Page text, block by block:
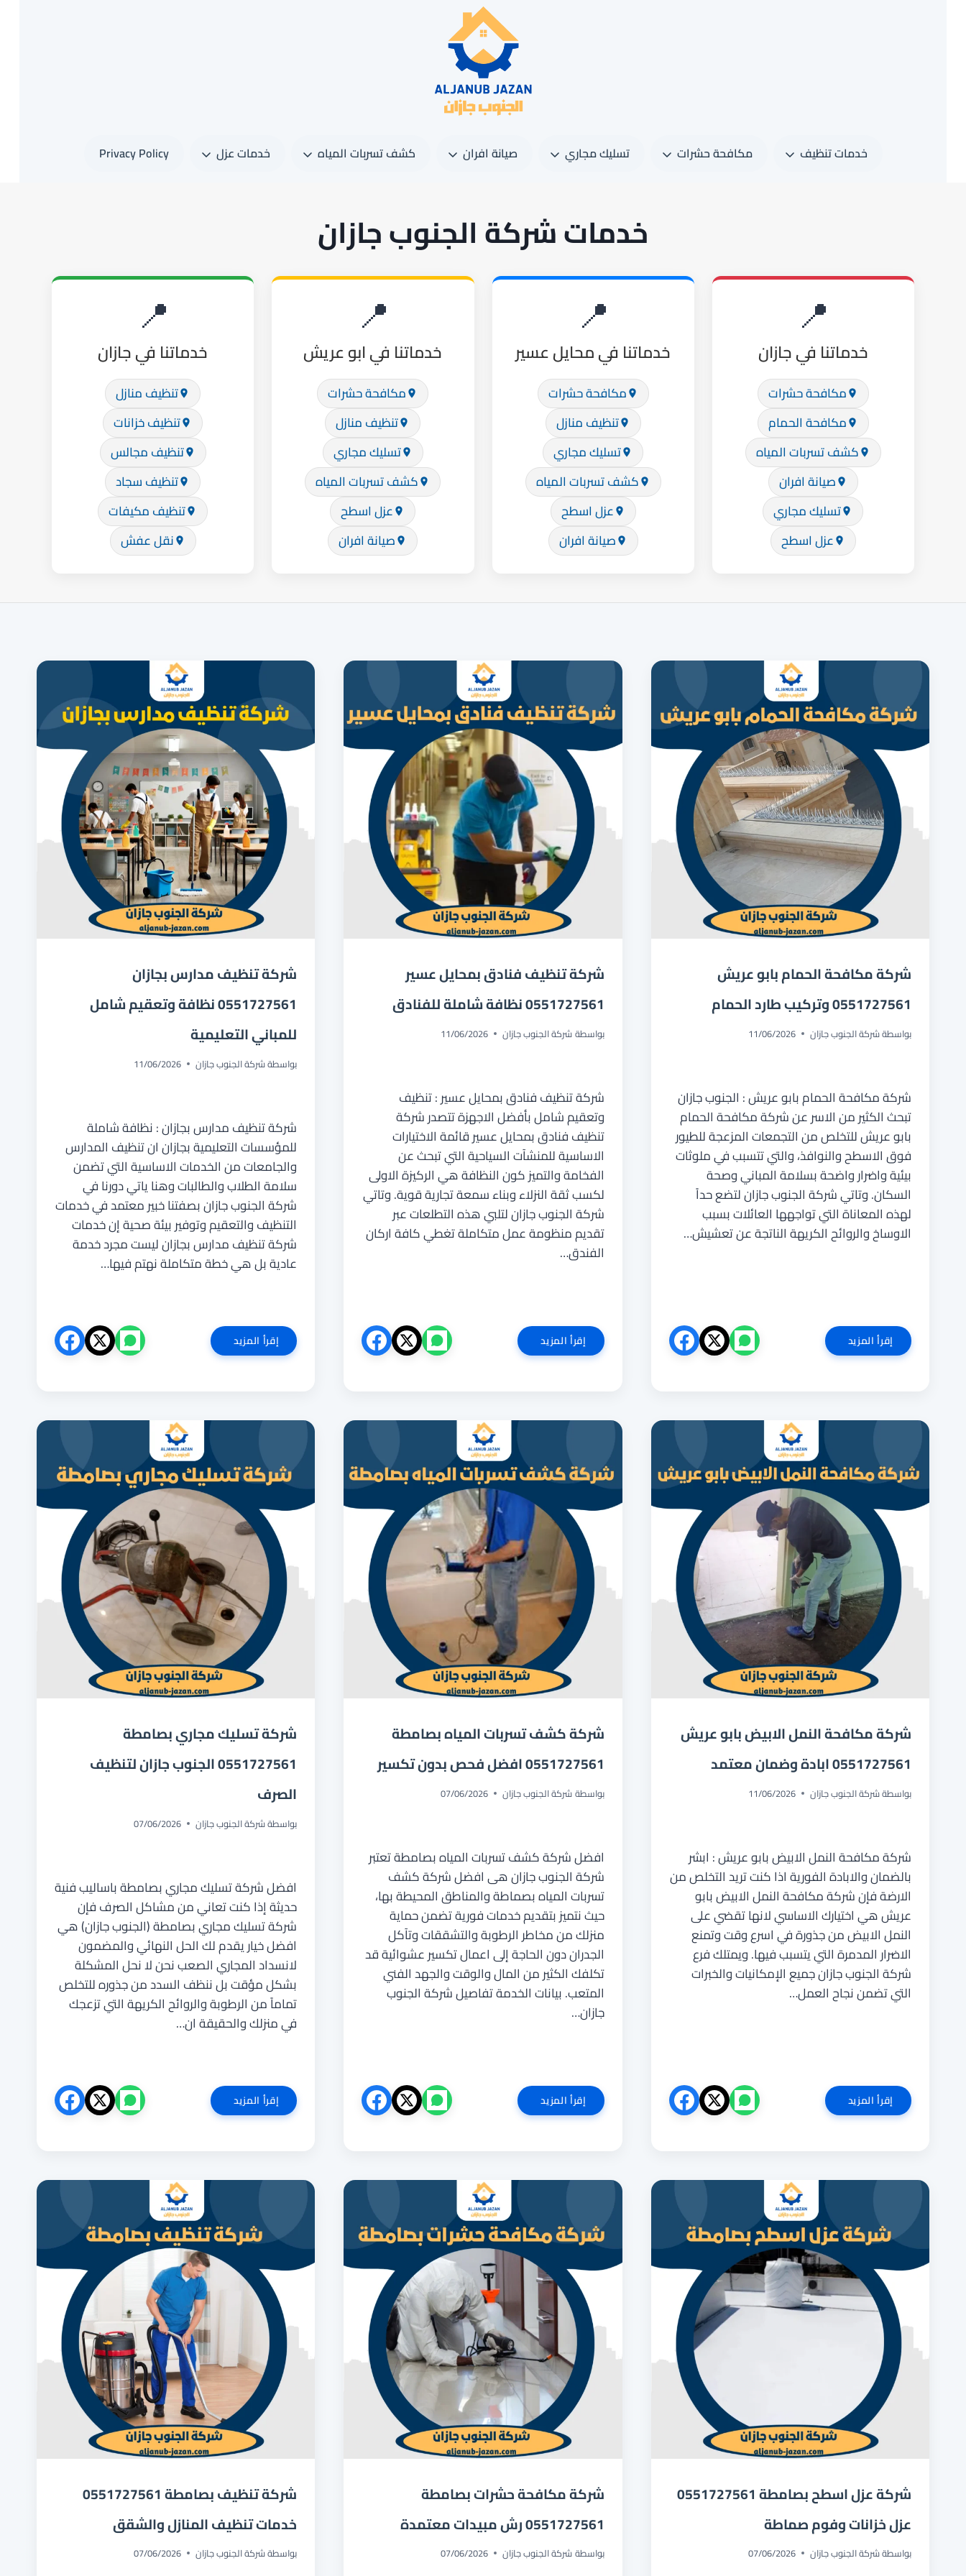
خدمات تنظيف مكافحة حشرات تسليك مجاري صيانة افران كشف تسربات المياه خدمات عزل Privacy Policy
خدمات شركة الجنوب جازان
📍
خدماتنا في جازان
مكافحة حشرات
مكافحة الحمام
كشف تسربات المياه
صيانة افران
تسليك مجاري
عزل اسطح
📍
خدماتنا في محايل عسير
مكافحة حشرات
تنظيف منازل
تسليك مجاري
كشف تسربات المياه
عزل اسطح
صيانة افران
📍
خدماتنا في ابو عريش
مكافحة حشرات
تنظيف منازل
تسليك مجاري
كشف تسربات المياه
عزل اسطح
صيانة افران
📍
خدماتنا في جازان
تنظيف منازل
تنظيف خزانات
تنظيف مجالس
تنظيف سجاد
تنظيف مكيفات
نقل عفش
شركة مكافحة الحمام بابو عريش
0551727561 وتركيب طارد الحمام
بواسطةشركة الجنوب جازان 11/06/2026
شركة مكافحة الحمام بابو عريش : الجنوب جازان
تبحث الكثير من الاسر عن شركة مكافحة الحمام
بابو عريش للتخلص من التجمعات المزعجة للطيور
فوق الاسطح والنوافذ، والتي تتسبب في ملوثات
بيئية واضرار واضحة بسلامة المباني وصحة
السكان. وتاتي شركة الجنوب جازان لتضع حداً
لهذه المعاناة التي تواجهها العائلات بسبب
الاوساخ والروائح الكريهة الناتجة عن تعشيش…
إقرأ المزيدشركة
مكافحة
الحمام
شركة تنظيف فنادق بمحايل عسير
0551727561 نظافة شاملة للفنادق
بواسطةشركة الجنوب جازان 11/06/2026
شركة تنظيف فنادق بمحايل عسير : تنظيف
وتعقيم شامل بأفضل الاجهزة تتصدر شركة
تنظيف فنادق بمحايل عسير قائمة الاختيارات
الاساسية للمنشآت السياحية التي تبحث عن
الفخامة والتميز كون النظافة هي الركيزة الاولى
لكسب ثقة النزلاء وبناء سمعة تجارية قوية. وتاتي
شركة الجنوب جازان لتلبي هذه التطلعات عبر
تقديم منظومة عمل متكاملة تغطي كافة اركان
الفندق…
إقرأ المزيدشركة
تنظيف
شاملة
للفنادق
شركة تنظيف مدارس بجازان
0551727561 نظافة وتعقيم شامل
للمباني التعليمية
بواسطةشركة الجنوب جازان 11/06/2026
شركة تنظيف مدارس بجازان : نظافة شاملة
للمؤسسات التعليمية بجازان ان تنظيف المدارس
والجامعات من الخدمات الاساسية التي تضمن
سلامة الطلاب والطالبات وهنا ياتي دورنا في
شركة الجنوب جازان بصفتنا خبير معتمد في خدمات
التنظيف والتعقيم وتوفير بيئة صحية إن خدمات
شركة تنظيف مدارس بجازان ليست مجرد خدمة
عادية بل هي خطة متكاملة نهتم فيها…
إقرأ المزيدشركة
تنظيف
شامل
للمباني
التعليمية
شركة مكافحة النمل الابيض بابو عريش
0551727561 ابادة وضمان معتمد
بواسطةشركة الجنوب جازان 11/06/2026
شركة مكافحة النمل الابيض بابو عريش : ابشر
بالضمان والابادة الفورية اذا كنت تريد التخلص من
الارضة فإن شركة مكافحة النمل الابيض بابو
عريش هي اختيارك الاساسي لانها تقضي على
النمل الابيض من جذورة في اسرع وقت وتمنع
الاضرار المدمرة التي يتسبب فيها. ويمتلك فرع
شركة الجنوب جازان جميع الإمكانيات والخبرات
التي تضمن نجاح العمل…
إقرأ المزيدشركة
مكافحة
0551727561
وضمان
معتمد
شركة كشف تسربات المياه بصامطة
0551727561 افضل فحص بدون تكسير
بواسطةشركة الجنوب جازان 07/06/2026
افضل شركة كشف تسربات المياه بصامطة تعتبر
شركة الجنوب جازان هى افضل شركة كشف
تسربات المياه بصماطة والمناطق المحيطة بها،
حيث نتميز بتقديم خدمات فورية تضمن حماية
منزلك من مخاطر الرطوبة والتشققات وتآكل
الجدران دون الحاجة إلى اعمال تكسير عشوائية قد
تكلفك الكثير من المال والوقت والجهد الفني
المتعب. بيانات الخدمة تفاصيل شركة الجنوب
جازان…
إقرأ المزيدشركة
كشف
فحص
بدون
تكسير
شركة تسليك مجاري بصامطة
0551727561 الجنوب جازان لتنظيف
الصرف
بواسطةشركة الجنوب جازان 07/06/2026
افضل شركة تسليك مجاري بصامطة باساليب فنية
حديثة إذا كنت تعاني من مشاكل الصرف فإن
شركة تسليك مجاري بصامطة (الجنوب جازان) هي
افضل خيار يقدم لك الحل النهائي والمضمون
لانسداد المجاري الصعب نحن لا نحل المشكلة
بشكل مؤقت بل ننظف السدد من جذوره للتخلص
تماماً من الرطوبة والروائح الكريهة التي تزعجك
في منزلك والحقيقة ان…
إقرأ المزيدشركة
تسليك
لتنظيف
الصرف
شركة عزل اسطح بصامطة 0551727561
عزل خزانات وفوم صماطة
بواسطةشركة الجنوب جازان 07/06/2026
شركة مكافحة حشرات بصامطة
0551727561 رش مبيدات معتمدة
بواسطةشركة الجنوب جازان 07/06/2026
شركة تنظيف بصامطة 0551727561
خدمات تنظيف المنازل والشقق
بواسطةشركة الجنوب جازان 07/06/2026